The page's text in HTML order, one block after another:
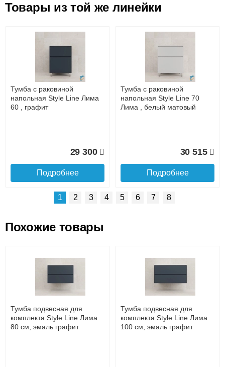
Оставьте отзыв
Доставка сантехники по Москве и Московской области
возможность
Банковской картой на сайте в режиме реального
доставке, так и самовывозом
Интернет-деньгами (Yandex-деньги, Web-money,
Qiwi-кошельки и другие).
Безналичный расчёт (возможно и с НДС)
Товары из той же линейки
Тумба с раковиной
напольная Style Line Лима
60 , графит
29 300
Подробнее
Тумба с раковиной
напольная Style Line 70
Лима , белый матовый
30 515
Подробнее
напольная Style Line 70
Лима ЛС-00002459, графит
23 185
раковиной Style Line Лима
80 см, белая матовая
35 585
1 2 3 4 5 6 7 8
Похожие товары
Тумба подвесная для
комплекта Style Line Лима
80 см, эмаль графит
Тумба подвесная для
комплекта Style Line Лима
100 см, эмаль графит